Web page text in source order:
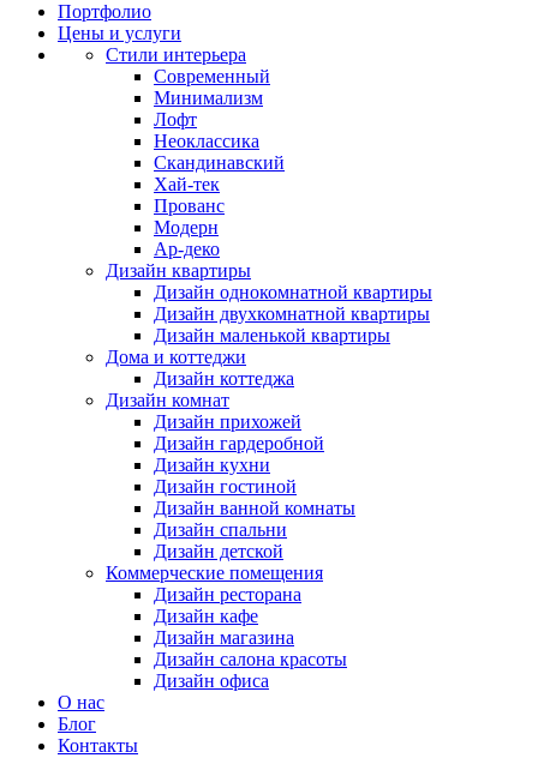
Портфолио
Цены и услуги
Стили интерьера
Современный
Минимализм
Лофт
Неоклассика
Скандинавский
Хай-тек
Прованс
Модерн
Ар-деко
Дизайн квартиры
Дизайн однокомнатной квартиры
Дизайн двухкомнатной квартиры
Дизайн маленькой квартиры
Дома и коттеджи
Дизайн коттеджа
Дизайн комнат
Дизайн прихожей
Дизайн гардеробной
Дизайн кухни
Дизайн гостиной
Дизайн ванной комнаты
Дизайн спальни
Дизайн детской
Коммерческие помещения
Дизайн ресторана
Дизайн кафе
Дизайн магазина
Дизайн салона красоты
Дизайн офиса
О нас
Блог
Контакты